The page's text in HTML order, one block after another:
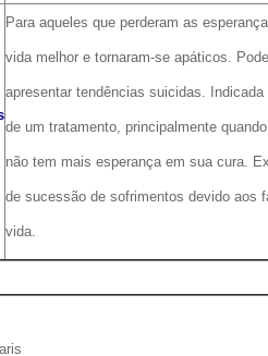
Para aqueles que perderam as
vida melhor e tornaram-se apáticos.
apresentar tendências suicidas.
de um tratamento, principalmente
não tem mais esperança em sua cura.
de sucessão de sofrimentos devido aos
vida.